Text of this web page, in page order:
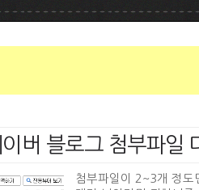
버 블로그 첨부파일
첨부파일이 2~3개 정도